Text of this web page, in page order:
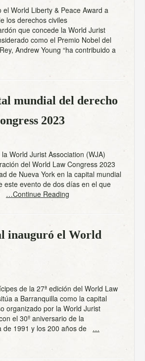
World Liberty & Peace Award a
los derechos civiles
que concede la World Jurist
como el Premio Nobel del
Andrew Young “ha contribuido a
mundial del derecho
2023
World Jurist Association (WJA)
del World Law Congress 2023
de Nueva York en la capital mundial
este evento de dos días en el que
…Continue Reading
inauguró el World
de la 27ª edición del World Law
a Barranquilla como la capital
organizado por la World Jurist
el 30º aniversario de la
de 1991 y los 200 años de …